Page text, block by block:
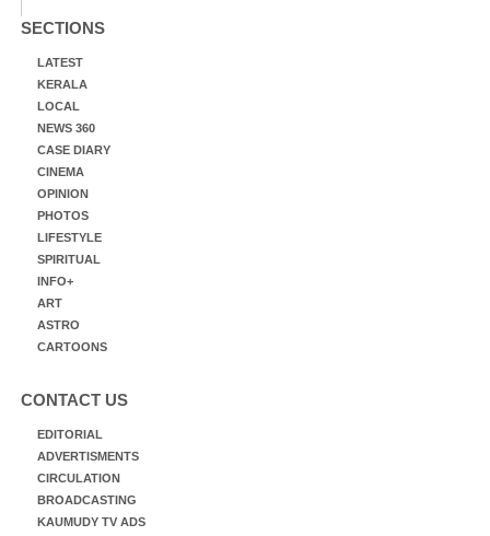
SECTIONS
LATEST
KERALA
LOCAL
NEWS 360
CASE DIARY
CINEMA
OPINION
PHOTOS
LIFESTYLE
SPIRITUAL
INFO+
ART
ASTRO
CARTOONS
CONTACT US
EDITORIAL
ADVERTISMENTS
CIRCULATION
BROADCASTING
KAUMUDY TV ADS